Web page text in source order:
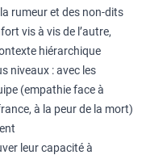
rumeur et des non-dits
vis à vis de l’autre,
hiérarchique
niveaux : avec les
(empathie face à
à la peur de la mort)
leur capacité à